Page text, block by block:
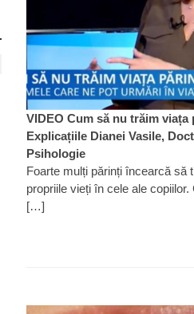
VIDEO Cum să nu trăim viața
Explicațiile Dianei Vasile,
Psihologie
Foarte mulți părinți încearcă să
propriile vieți în cele ale copiilor.
[…]